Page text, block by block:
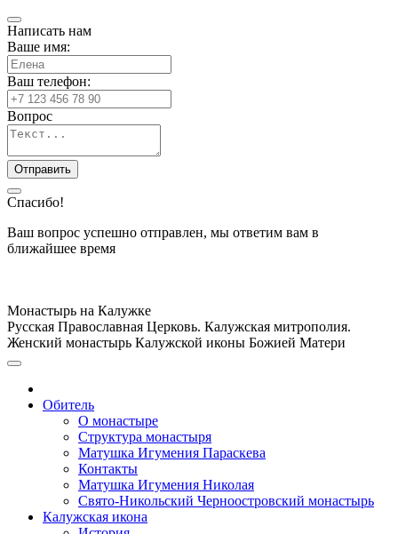
Написать нам
Ваше имя:
Ваш телефон:
Вопрос
Спасибо!
Ваш вопрос успешно отправлен, мы ответим вам в
ближайшее время
Монастырь на Калужке
Русская Православная Церковь. Калужская митрополия.
Женский монастырь Калужской иконы Божией Матери
Обитель
О монастыре
Структура монастыря
Матушка Игумения Параскева
Контакты
Матушка Игумения Николая
Свято-Никольский Черноостровский монастырь
Калужская икона